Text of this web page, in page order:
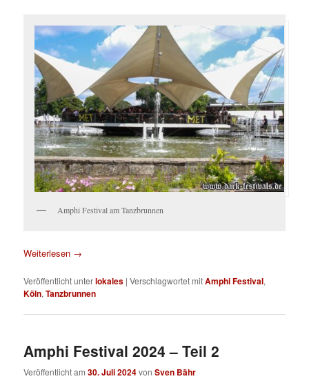
Amphi Festival am Tanzbrunnen
Weiterlesen →
Veröffentlicht unterlokales |Verschlagwortet mitAmphi Festival,
Köln,Tanzbrunnen
Amphi Festival 2024 – Teil 2
Veröffentlicht am30. Juli 2024vonSven Bähr